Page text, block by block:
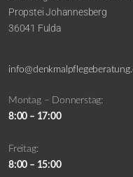
Propstei Johannesberg
36041 Fulda
Montag – Donnerstag:
8:00 – 17:00
Freitag:
8:00 – 15:00